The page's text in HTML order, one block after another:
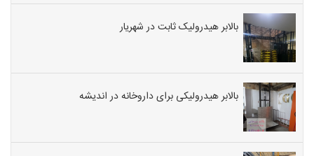
بالابر هیدرولیک ثابت در شهریار
بالابر هیدرولیکی برای داروخانه در اندیشه